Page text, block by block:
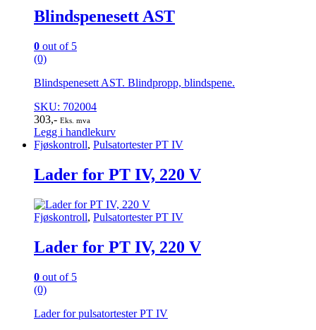
Blindspenesett AST
0 out of 5
(0)
Blindspenesett AST. Blindpropp, blindspene.
SKU: 702004
303,- Eks. mva
Legg i handlekurv
Fjøskontroll, Pulsatortester PT IV
Lader for PT IV, 220 V
Fjøskontroll, Pulsatortester PT IV
Lader for PT IV, 220 V
0 out of 5
(0)
Lader for pulsatortester PT IV